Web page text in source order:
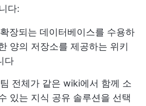
다:
장되는 데이터베이스를 수용하
양의 저장소를 제공하는 위키
다
팀 전체가 같은 wiki에서 함께 소
있는 지식 공유 솔루션을 선택